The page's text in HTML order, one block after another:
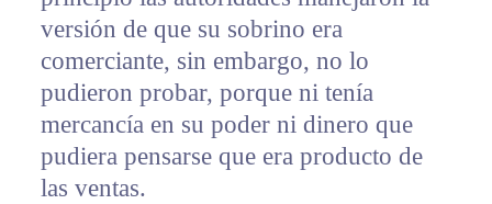
versión de que su sobrino era
comerciante, sin embargo, no lo
pudieron probar, porque ni tenía
mercancía en su poder ni dinero que
pudiera pensarse que era producto de
las ventas.